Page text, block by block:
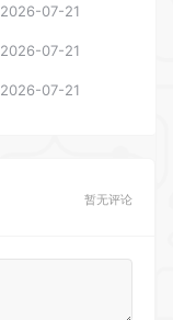
2026-07-21
2026-07-21
2026-07-21
暂无评论